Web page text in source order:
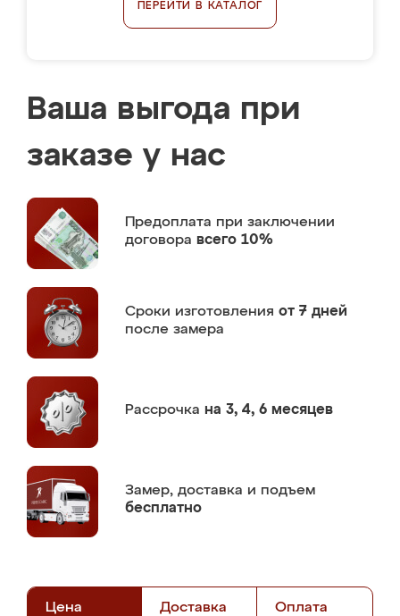
ПЕРЕЙТИ В КАТАЛОГ
Ваша выгода при
заказе у нас
Предоплата при заключении
договора всего 10%
Сроки изготовления от 7 дней
после замера
Рассрочка на 3, 4, 6 месяцев
Замер, доставка и подъем
бесплатно
Цена Доставка Оплата